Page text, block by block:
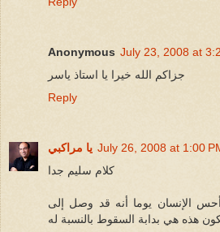
Anonymous July 23, 2008 at
جزاكم الله خيرا يا استاذ ياسر
Reply
يا مراكبي July 26, 2008 at 1:00
كلام سليم جدا
الإنسان يوما أنه قد وصل إلى
هذه هي بدابة السقوط بالنسبة له